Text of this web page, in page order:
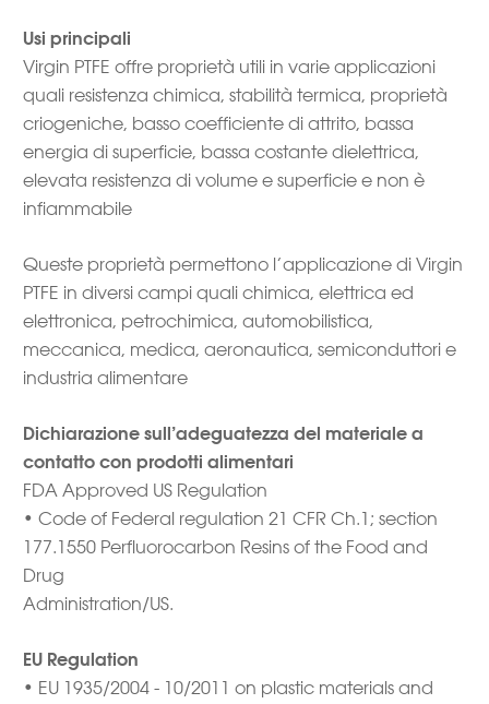
Usi principali
Virgin PTFE offre proprietà utili in varie applicazioni
quali resistenza chimica, stabilità termica, proprietà
criogeniche, basso coefficiente di attrito, bassa
energia di superficie, bassa costante dielettrica,
elevata resistenza di volume e superficie e non è
infiammabile
Queste proprietà permettono l’applicazione di Virgin
PTFE in diversi campi quali chimica, elettrica ed
elettronica, petrochimica, automobilistica,
meccanica, medica, aeronautica, semiconduttori e
industria alimentare
Dichiarazione sull’adeguatezza del materiale a
contatto con prodotti alimentari
FDA Approved US Regulation
• Code of Federal regulation 21 CFR Ch.1; section
177.1550 Perfluorocarbon Resins of the Food and
Drug
Administration/US.
EU Regulation
• EU 1935/2004 - 10/2011 on plastic materials and